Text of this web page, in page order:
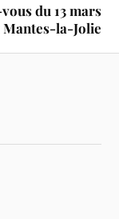
du 13 mars
Mantes-la-Jolie